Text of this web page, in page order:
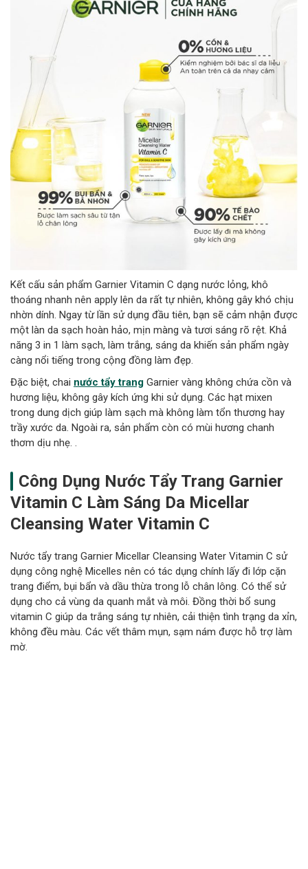
Kết cấu sản phẩm Garnier Vitamin C dạng nước lỏng, khô
thoáng nhanh nên apply lên da rất tự nhiên, không gây khó chịu
nhờn dính. Ngay từ lần sử dụng đầu tiên, bạn sẽ cảm nhận được
một làn da sạch hoàn hảo, mịn màng và tươi sáng rõ rệt. Khả
năng 3 in 1 làm sạch, làm trắng, sáng da khiến sản phẩm ngày
càng nổi tiếng trong cộng đồng làm đẹp.
Đặc biệt, chai nước tẩy trang Garnier vàng không chứa cồn và
hương liệu, không gây kích ứng khi sử dụng. Các hạt mixen
trong dung dịch giúp làm sạch mà không làm tổn thương hay
trầy xước da. Ngoài ra, sản phẩm còn có mùi hương chanh
thơm dịu nhẹ. .
Công Dụng Nước Tẩy Trang Garnier
Vitamin C Làm Sáng Da Micellar
Cleansing Water Vitamin C
Nước tẩy trang Garnier Micellar Cleansing Water Vitamin C sử
dụng công nghệ Micelles nên có tác dụng chính lấy đi lớp cặn
trang điểm, bụi bẩn và dầu thừa trong lỗ chân lông. Có thể sử
dụng cho cả vùng da quanh mắt và môi. Đồng thời bổ sung
vitamin C giúp da trắng sáng tự nhiên, cải thiện tình trạng da xỉn,
không đều màu. Các vết thâm mụn, sạm nám được hỗ trợ làm
mờ.